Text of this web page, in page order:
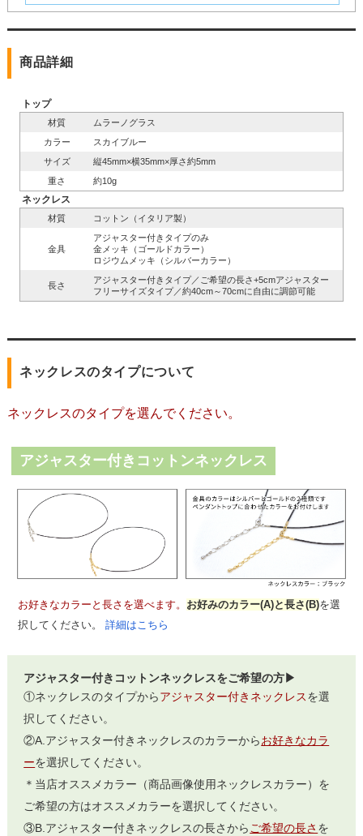
商品詳細
トップ
材質
ムラーノグラス
カラー
スカイブルー
サイズ
縦45mm×横35mm×厚さ約5mm
重さ
約10g
ネックレス
材質 コットン（イタリア製）
金具
アジャスター付きタイプのみ
金メッキ（ゴールドカラー）
ロジウムメッキ（シルバーカラー）
長さ
アジャスター付きタイプ／ご希望の長さ+5cmアジャスター
フリーサイズタイプ／約40cm～70cmに自由に調節可能
ネックレスのタイプについて
ネックレスのタイプを選んでください。
アジャスター付きコットンネックレス
お好きなカラーと長さを選べます。 お好みのカラー(A)と長さ(B)を選
択してください。 詳細はこちら
アジャスター付きコットンネックレスをご希望の方▶
①ネックレスのタイプから アジャスター付きネックレス を選
択してください。
②A.アジャスター付きネックレスのカラーから お好きなカラ
ーを選択してください。
＊当店オススメカラー（商品画像使用ネックレスカラー）を
ご希望の方はオススメカラーを選択してください。
③B.アジャスター付きネックレスの長さから ご希望の長さ を